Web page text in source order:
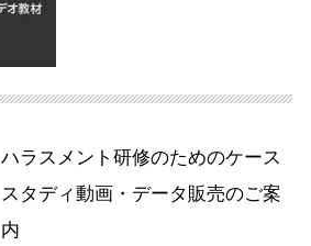
ハラスメント研修のためのケース
スタディ動画・データ販売のご案
内